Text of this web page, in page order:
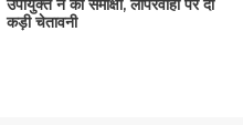
उपायुक्त ने की समीक्षा, लापरवाही पर दी
कड़ी चेतावनी